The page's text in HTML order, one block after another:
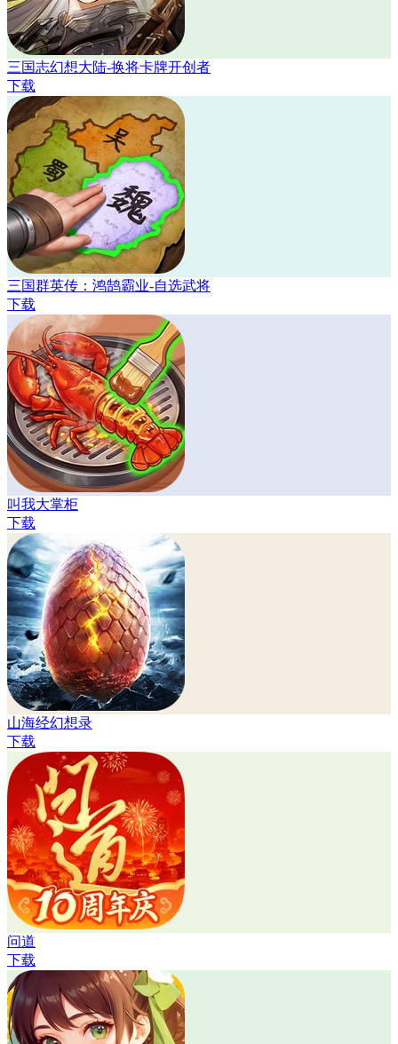
三国志幻想大陆-换将卡牌开创者
下载
三国群英传：鸿鹄霸业-自选武将
下载
叫我大掌柜
下载
山海经幻想录
下载
问道
下载